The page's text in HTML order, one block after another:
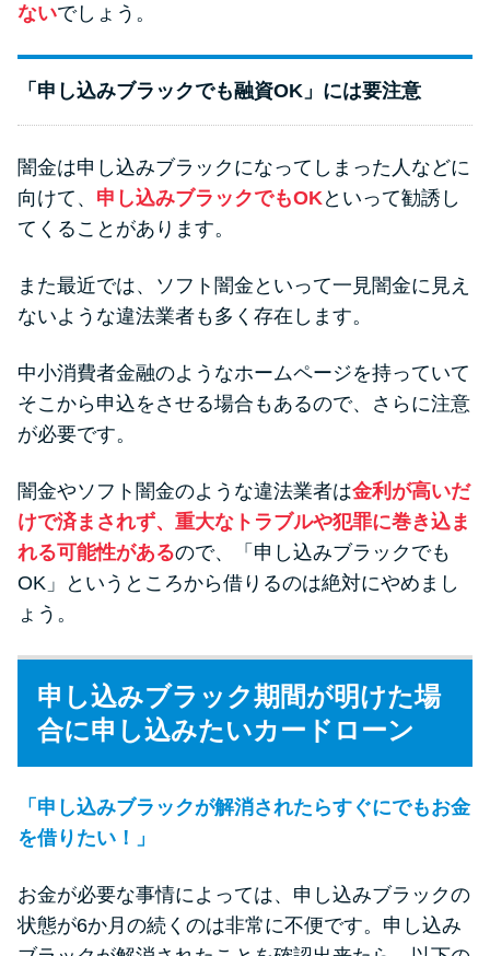
ないでしょう。
「申し込みブラックでも融資OK」には要注意
闇金は申し込みブラックになってしまった人などに
向けて、 申し込みブラックでもOKといって勧誘し
てくることがあります。
また最近では、ソフト闇金といって一見闇金に見え
ないような違法業者も多く存在します。
中小消費者金融のようなホームページを持っていて
そこから申込をさせる場合もあるので、さらに注意
が必要です。
闇金やソフト闇金のような違法業者は金利が高いだ
けで済まされず、重大なトラブルや犯罪に巻き込ま
れる可能性があるので、「申し込みブラックでも
OK」というところから借りるのは絶対にやめまし
ょう。
申し込みブラック期間が明けた場
合に申し込みたいカードローン
「申し込みブラックが解消されたらすぐにでもお金
を借りたい！」
お金が必要な事情によっては、申し込みブラックの
状態が6か月の続くのは非常に不便です。申し込み